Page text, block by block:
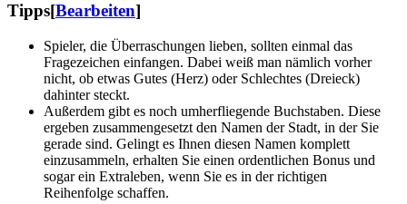
Tipps[Bearbeiten]
Spieler, die Überraschungen lieben, sollten einmal das
Fragezeichen einfangen. Dabei weiß man nämlich vorher
nicht, ob etwas Gutes (Herz) oder Schlechtes (Dreieck)
dahinter steckt.
Außerdem gibt es noch umherfliegende Buchstaben. Diese
ergeben zusammengesetzt den Namen der Stadt, in der Sie
gerade sind. Gelingt es Ihnen diesen Namen komplett
einzusammeln, erhalten Sie einen ordentlichen Bonus und
sogar ein Extraleben, wenn Sie es in der richtigen
Reihenfolge schaffen.